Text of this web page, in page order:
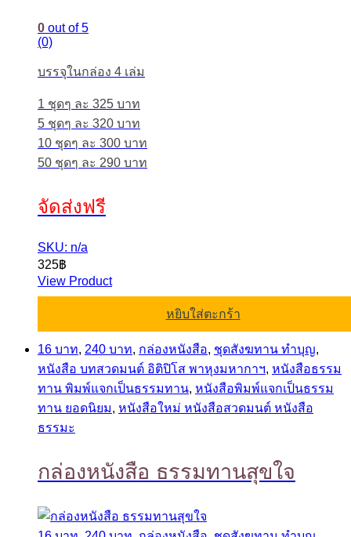
0 out of 5
(0)
บรรจุในกล่อง 4 เล่ม
1 ชุดๆ ละ 325 บาท
5 ชุดๆ ละ 320 บาท
10 ชุดๆ ละ 300 บาท
50 ชุดๆ ละ 290 บาท
จัดส่งฟรี
SKU: n/a
325฿
View Product
หยิบใส่ตะกร้า
16 บาท, 240 บาท, กล่องหนังสือ, ชุดสังฆทาน ทำบุญ,
หนังสือ บทสวดมนต์ อิติปิโส พาหุงมหากาฯ, หนังสือธรรม
ทาน พิมพ์แจกเป็นธรรมทาน, หนังสือพิมพ์แจกเป็นธรรม
ทาน ยอดนิยม, หนังสือใหม่ หนังสือสวดมนต์ หนังสือ
ธรรมะ
กล่องหนังสือ ธรรมทานสุขใจ